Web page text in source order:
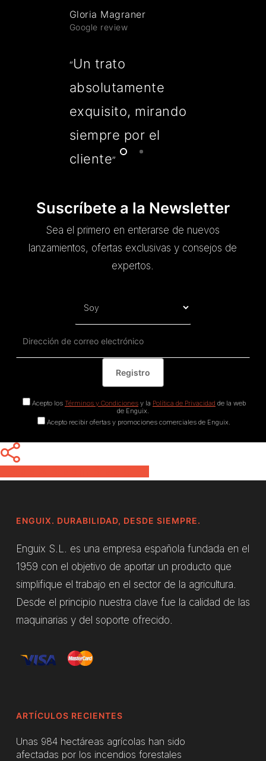
Gloria Magraner
Google review
“Un trato
absolutamente
exquisito, mirando
siempre por el
cliente”
Suscríbete a la Newsletter
Sea el primero en enterarse de nuevos
lanzamientos, ofertas exclusivas y consejos de
expertos.
Acepto los Términos y Condicionesy la Política de Privacidad de la web
de Enguix.
Acepto recibir ofertas y promociones comerciales de Enguix.
ENGUIX. DURABILIDAD, DESDE SIEMPRE.
Enguix S.L. es una empresa española fundada en el
1959 con el objetivo de aportar un producto que
simplifique el trabajo en el sector de la agricultura.
Desde el principio nuestra clave fue la calidad de las
maquinarias y del soporte ofrecido.
ARTÍCULOS RECIENTES
Unas 984 hectáreas agrícolas han sido
afectadas por los incendios forestales